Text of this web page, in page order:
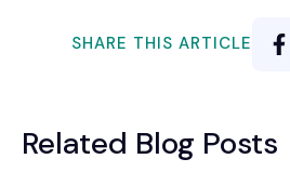
SHARE THIS ARTICLE
Related Blog Posts